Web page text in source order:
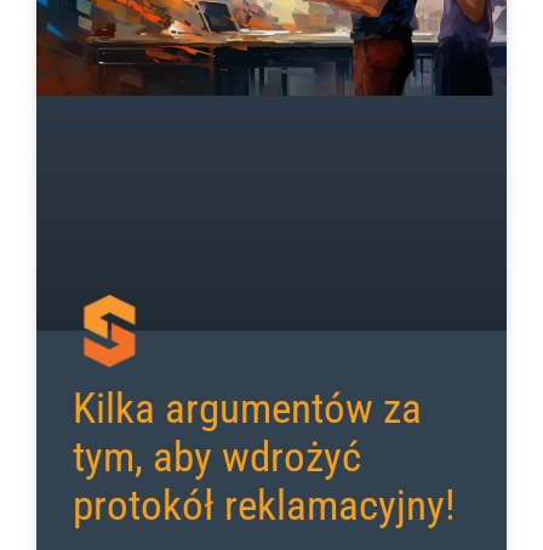
Kilka argumentów za
tym, aby wdrożyć
protokół reklamacyjny!